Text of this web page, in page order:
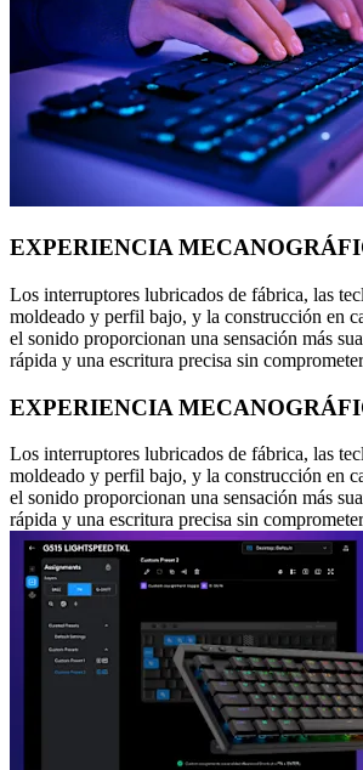
EXPERIENCIA
Los interruptores lubricados de fábrica, las
moldeado y perfil bajo, y la construcción en
el sonido proporcionan una sensación más
rápida y una escritura precisa sin
EXPERIENCIA
Los interruptores lubricados de fábrica, las
moldeado y perfil bajo, y la construcción en
el sonido proporcionan una sensación más
rápida y una escritura precisa sin